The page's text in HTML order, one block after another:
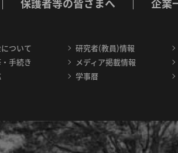
ついて
手続き
研究者(教員)情報
メディア掲載情報
学事暦